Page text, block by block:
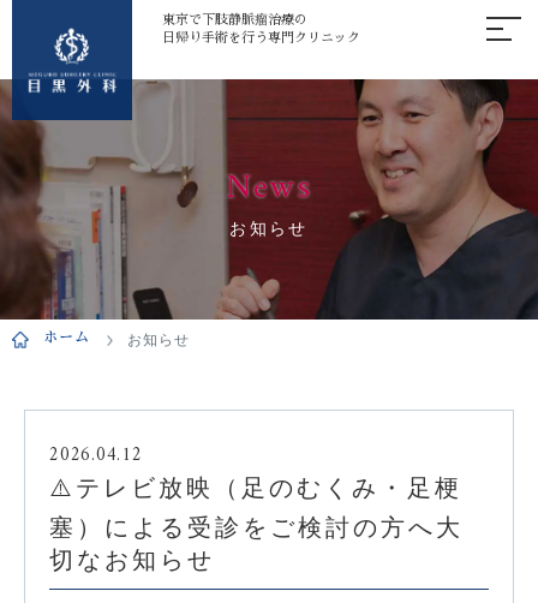
東京で下肢静脈瘤治療の
日帰り手術を行う専門クリニック
News
お知らせ
ホーム お知らせ
2026.04.12
⚠️テレビ放映（足のむくみ・足梗
塞）による受診をご検討の方へ大
切なお知らせ